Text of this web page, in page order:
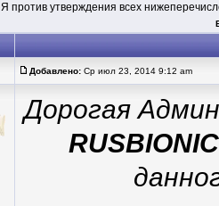
Я против утверждения всех
Добавлено: Ср июл 23, 2014 9:12 am
Дорогая